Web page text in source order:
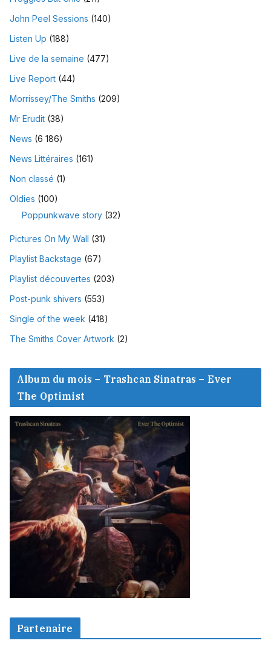
John Peel Sessions (140)
Listen Up (188)
Live de la semaine (477)
Live Report (44)
Morrissey/The Smiths (209)
Mr Erudit (38)
News (6 186)
News Littéraires (161)
Non classé (1)
Oldies (100)
Poppunkwave story (32)
Pictures On My Wall (31)
Playlist Backstage (67)
Playlist découvertes (203)
Post-punk shivers (553)
Single of the week (418)
The Smiths Cover Artwork (2)
Album du mois – Trashcan Sinatras – Ever
The Optimist
Partenaire